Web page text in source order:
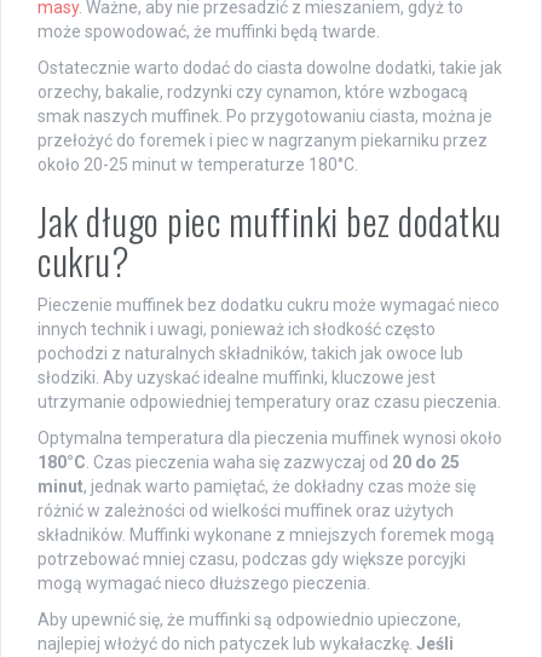
masy. Ważne, aby nie przesadzić z mieszaniem, gdyż to
może spowodować, że muffinki będą twarde.
Ostatecznie warto dodać do ciasta dowolne dodatki, takie jak
orzechy, bakalie, rodzynki czy cynamon, które wzbogacą
smak naszych muffinek. Po przygotowaniu ciasta, można je
przełożyć do foremek i piec w nagrzanym piekarniku przez
około 20-25 minut w temperaturze 180°C.
Jak długo piec muffinki bez dodatku
cukru?
Pieczenie muffinek bez dodatku cukru może wymagać nieco
innych technik i uwagi, ponieważ ich słodkość często
pochodzi z naturalnych składników, takich jak owoce lub
słodziki. Aby uzyskać idealne muffinki, kluczowe jest
utrzymanie odpowiedniej temperatury oraz czasu pieczenia.
Optymalna temperatura dla pieczenia muffinek wynosi około
180°C. Czas pieczenia waha się zazwyczaj od 20 do 25
minut, jednak warto pamiętać, że dokładny czas może się
różnić w zależności od wielkości muffinek oraz użytych
składników. Muffinki wykonane z mniejszych foremek mogą
potrzebować mniej czasu, podczas gdy większe porcyjki
mogą wymagać nieco dłuższego pieczenia.
Aby upewnić się, że muffinki są odpowiednio upieczone,
najlepiej włożyć do nich patyczek lub wykałaczkę. Jeśli